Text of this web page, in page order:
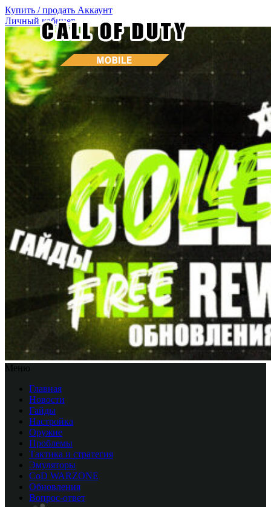
Купить / продать Аккаунт
Личный кабинет
Меню
Главная
Новости
Гайды
Настройка
Оружие
Проблемы
Тактика и стратегия
Эмуляторы
CоD WARZONE
Обновления
Вопрос-ответ